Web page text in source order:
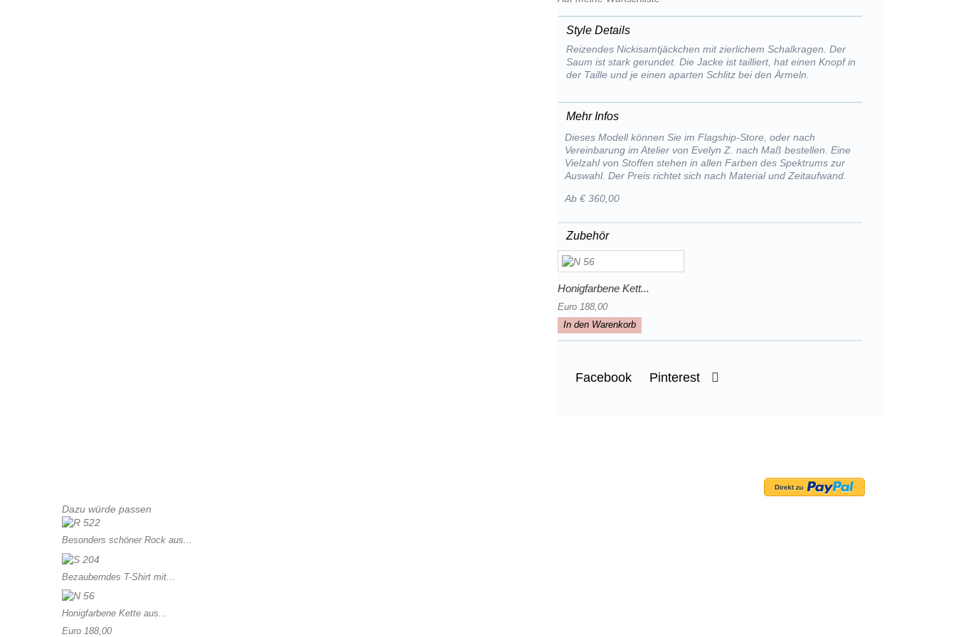
Style Details
Reizendes Nickisamtjäckchen mit zierlichem Schalkragen. Der
Saum ist stark gerundet. Die Jacke ist tailliert, hat einen Knopf in
der Taille und je einen aparten Schlitz bei den Ärmeln.
Mehr Infos
Dieses Modell können Sie im Flagship-Store, oder nach
Vereinbarung im Atelier von Evelyn Z. nach Maß bestellen. Eine
Vielzahl von Stoffen stehen in allen Farben des Spektrums zur
Auswahl. Der Preis richtet sich nach Material und Zeitaufwand.
Ab € 360,00
Zubehör
Honigfarbene Kett...
Euro 188,00
In den Warenkorb
Facebook Pinterest
Dazu würde passen
Besonders schöner Rock aus...
Bezauberndes T-Shirt mit...
Honigfarbene Kette aus...
Euro 188,00